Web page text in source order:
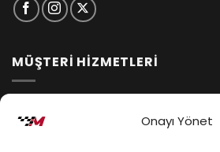
Onayı Yönet
MÜŞTERİ HİZMETLERİ